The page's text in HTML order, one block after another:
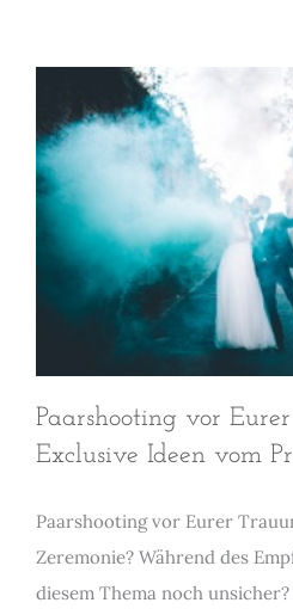
Paarshooting vor
Exclusive Ideen vom
Paarshooting vor Eurer
Zeremonie? Während des
diesem Thema noch